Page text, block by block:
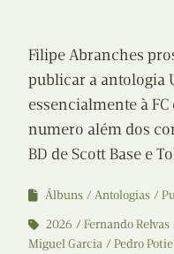
Filipe Abranches
publicar a antologia
essencialmente à
numero além dos
BD de Scott Base e
Álbuns Antologias
2026
Fernando Relvas
Miguel Garcia
Pedro